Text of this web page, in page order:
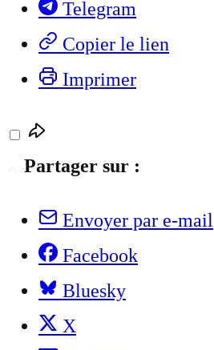
Telegram
Copier le lien
Imprimer
Partager sur :
Envoyer par e-mail
Facebook
Bluesky
X